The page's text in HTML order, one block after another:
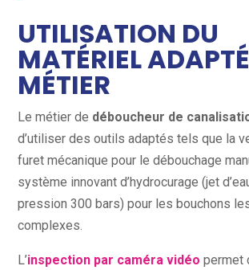
UTILISATION DU
MATÉRIEL
MÉTIER
Le métier de déboucheur de
d’utiliser des outils adaptés tels que la
furet mécanique pour le débouchage
système innovant d’hydrocurage (jet
pression 300 bars) pour les bouchons
complexes.
L’inspection par caméra vidéo permet